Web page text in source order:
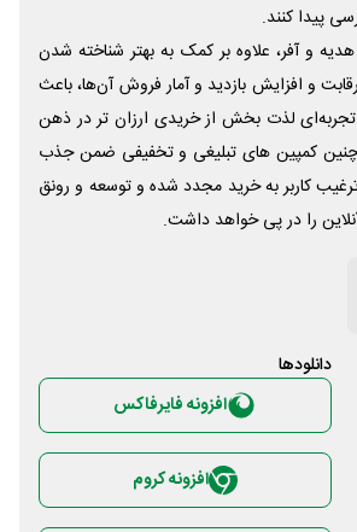
پیدا کنند.
هدیه و آفر، علاوه بر کمک به بهتر شناخته شدن
و افزایش بازدید و آمار فروش آن‌ها، باعث
لذت بخش از خریدی ارزان تر در ذهن
کمپین های تبلیغی و تخفیفی ضمن جذب
کاربر به خرید مجدد شده و توسعه و رونق
را در پی خواهد داشت.
دانلود‌ها
افزونه فایرفاکس
افزونه کروم